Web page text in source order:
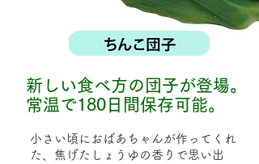
新しい食べ方の団子が登場。
​常温で180日間保存可能。
小さい頃におばあちゃんが作ってくれ
た、焦げたしょうゆの香りで思い出